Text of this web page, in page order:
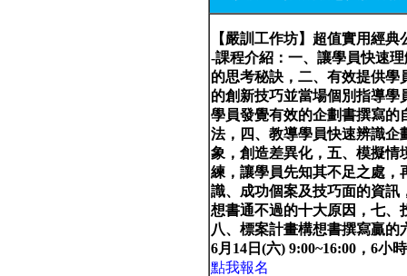
【嚴訓工作坊】超值實用經典
-課程介紹：一、讓學員快速
的思考秘訣，二、有效提供學
的創新技巧並當場個別指導學
學員發覺有效的企劃書撰寫的
法，四、教導學員快速辨識企
象，創造差異化，五、模擬情
練，讓學員先知其不足之處，
識、成功個案及技巧面的資訊
想書通不過的十大原因，七、
八、標案計畫構想書撰寫贏的
6月14日(六) 9:00~16:00，6小時
點我報名